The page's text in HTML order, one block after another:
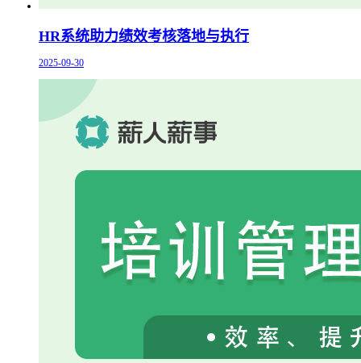
HR系统助力绩效考核落地与执行
2025-09-30